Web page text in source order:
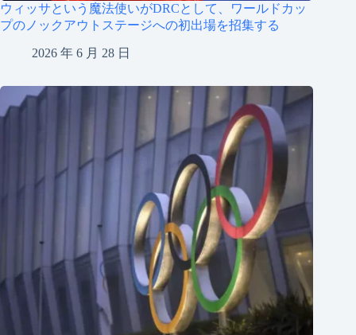
ウィッサという魔法使いがDRCとして、ワールドカッ
プのノックアウトステージへの初出場を招集する
2026 年 6 月 28 日